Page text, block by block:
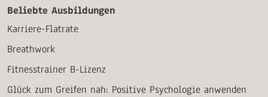
Beliebte Ausbildungen
Karriere-Flatrate
Breathwork
Fitnesstrainer B-Lizenz
Glück zum Greifen nah: Positive Psychologie anwenden